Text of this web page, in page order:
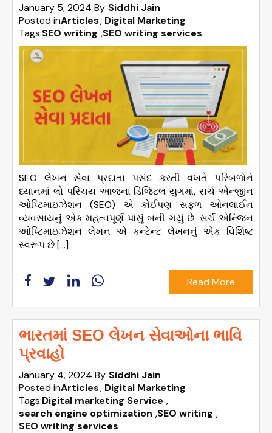
January 5, 2024 By Siddhi Jain
Posted inArticles Digital Marketing
Tags:SEO writing ,SEO writing services
SEO લેખન સેવા પ્રદાતા પસંદ કરતી વખતે પરિબળોને
ધ્યાનમાં લો પરિચય આજના ડિજિટલ યુગમાં, સર્ચ એન્જીન
ઓપ્ટિમાઇઝેશન (SEO) એ કોઈપણ સફળ ઓનલાઈન
વ્યવસાયનું એક મહત્વપૂર્ણ પાસું બની ગયું છે. સર્ચ એન્જિન
ઓપ્ટિમાઇઝેશન લેખન એ કન્ટેન્ટ લેખનનું એક વિશિષ્ટ
સ્વરૂપ છે […]
Read More
ભારતમાં SEO લેખન સેવાઓના ભાવિ
પ્રવાહો
January 4, 2024 By Siddhi Jain
Posted inArticles Digital Marketing
Tags:Digital marketing Service ,
search engine optimization ,SEO writing ,
SEO writing services